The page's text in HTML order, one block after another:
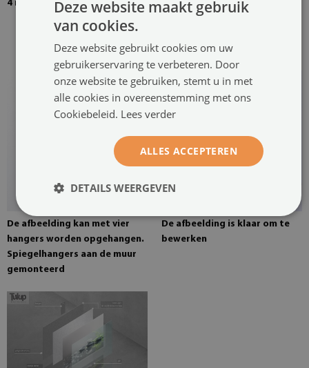
4 mm dik gehard glas
De afbeelding is bevestigd
met twee hangers. De hangers
schilderij gelijmd
De afbeelding kan met vier
hangers worden opgehangen.
Spiegelhangers aan de muur
gemonteerd
De afbeelding is klaar om te
bewerken
Deze website maakt gebruik
van cookies.
Deze website gebruikt cookies om uw
gebruikerservaring te verbeteren. Door
onze website te gebruiken, stemt u in met
alle cookies in overeenstemming met ons
Cookiebeleid. Lees verder
ALLES ACCEPTEREN
DETAILS WEERGEVEN